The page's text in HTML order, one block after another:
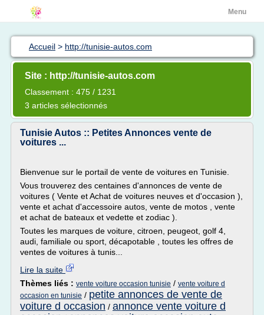
Menu
Accueil > http://tunisie-autos.com
Site : http://tunisie-autos.com
Classement : 475 / 1231
3 articles sélectionnés
Tunisie Autos :: Petites Annonces vente de
voitures ...
Bienvenue sur le portail de vente de voitures en Tunisie.
Vous trouverez des centaines d'annonces de vente de
voitures ( Vente et Achat de voitures neuves et d'occasion ),
vente et achat d'accessoire autos, vente de motos , vente
et achat de bateaux et vedette et zodiac ).
Toutes les marques de voiture, citroen, peugeot, golf 4,
audi, familiale ou sport, décapotable , toutes les offres de
ventes de voitures à tunis...
Lire la suite
Thèmes liés : vente voiture occasion tunisie / vente voiture d
occasion en tunisie / petite annonces de vente de
voiture d occasion / annonce vente voiture d